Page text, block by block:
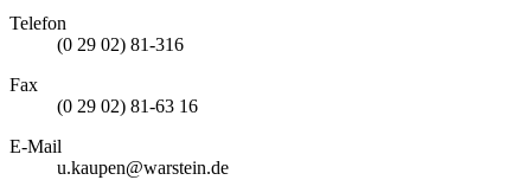
Telefon
(0 29 02) 81-316
Fax
(0 29 02) 81-63 16
E-Mail
u.kaupen@warstein.de